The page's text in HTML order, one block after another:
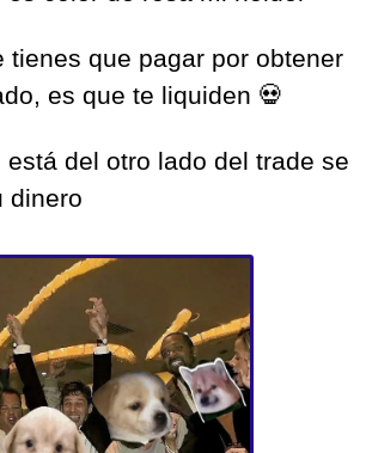
tienes que pagar por obtener
es que te liquiden 💀
está del otro lado del trade se
dinero